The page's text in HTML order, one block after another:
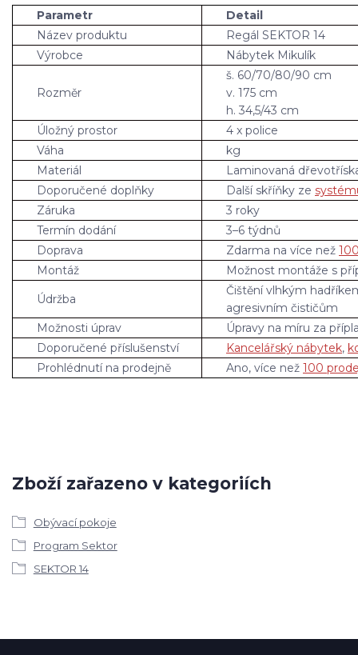
Parametr
Detail
Název produktu
Regál SEKTOR 14
Výrobce
Nábytek Mikulík
Rozměr
š. 60/70/80/90 cm
v. 175 cm
h. 34,5/43 cm
Úložný prostor
4 x police
Váha
kg
Materiál
Laminovaná
Doporučené doplňky
Další skříňky ze
Záruka
3 roky
Termín dodání
3–6 týdnů
Doprava
Zdarma na více než
Montáž
Možnost montáže s
Údržba
Čištění vlhkým
agresivním čističům
Možnosti úprav
Úpravy na míru za
Doporučené příslušenství
Kancelářský nábytek,
Prohlédnutí na prodejně
Ano, více než 100
Zboží zařazeno v kategoriích
Obývací pokoje
Program Sektor
SEKTOR 14